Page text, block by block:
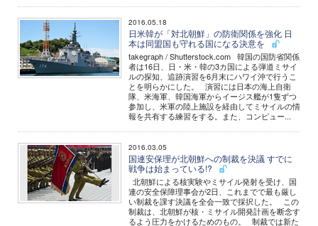
2016.05.18
日米韓が「対北朝鮮」の防衛関係を強化 日
本は同盟国も守れる国になる決意を
takegraph / Shutterstock.com 韓国の国防省関係
者は16日、日・米・韓の3カ国による弾道ミサイ
ルの探知、追跡演習を6月末にハワイ沖で行うこ
とを明らかにした。 演習には日本の海上自衛
隊、米海軍、韓国海軍からイージス艦が1隻ずつ
参加し、米軍の陸上施設を経由してミサイルの情
報を共有する練習をする。また、コンピュー...
2016.03.05
国連安保理が北朝鮮への制裁を決議 すでに
戦争は始まっている!?
北朝鮮による核実験やミサイル発射を受け、国
連の安全保障理事会が2日、これまでで最も厳し
い制裁を課す決議を全会一致で採択した。 この
制裁は、北朝鮮が核・ミサイル開発計画を断念す
るよう圧力をかけるためのもの。 制裁では新た